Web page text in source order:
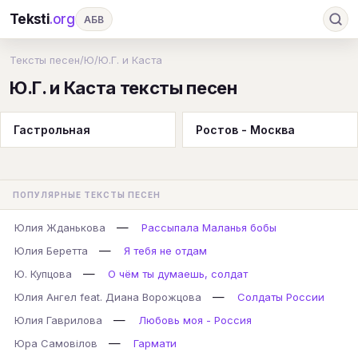
Teksti.org АБВ
И К Л М Н О
Т У Ф Х Ц Ч Ш Э Ю
Я En A B C D E F G
H I J K L M N O P
Q R S T U V W X Y
Тексты песен/Ю/Ю.Г. и Каста
Ю.Г. и Каста тексты песен
Гастрольная Ростов - Москва
ПОПУЛЯРНЫЕ ТЕКСТЫ ПЕСЕН
Юлия Жданькова —
Рассыпала Маланья бобы
Юлия Беретта
—
Я тебя не отдам
Ю. Купцова
—
О чём ты думаешь, солдат
Юлия Ангел feat. Диана Ворожцова
—
Солдаты России
Юлия Гаврилова
—
Любовь моя - Россия
Юра Самовілов
—
Гармати